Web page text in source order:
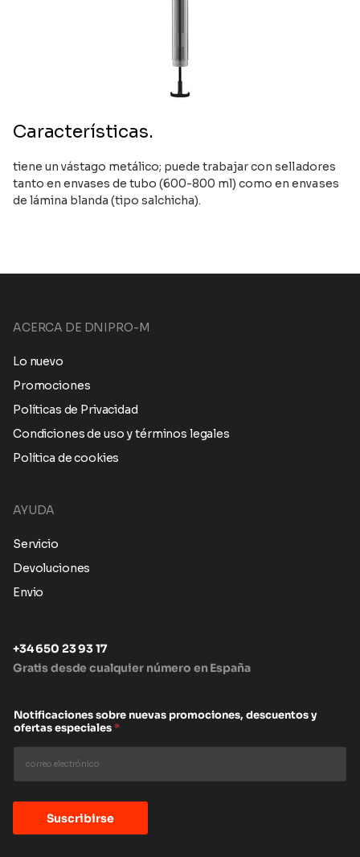
Características.
tiene un vástago metálico; puede trabajar con selladores
tanto en envases de tubo (600-800 ml) como en envases
de lámina blanda (tipo salchicha).
ACERCA DE DNIPRO-M
Lo nuevo
Promociones
Políticas de Privacidad
Condiciones de uso y términos legales
Política de cookies
AYUDA
Servicio
Devoluciones
Envio
+34 650 23 93 17
Gratis desde cualquier número en España
Notificaciones sobre nuevas promociones, descuentos y
ofertas especiales*
Suscribirse